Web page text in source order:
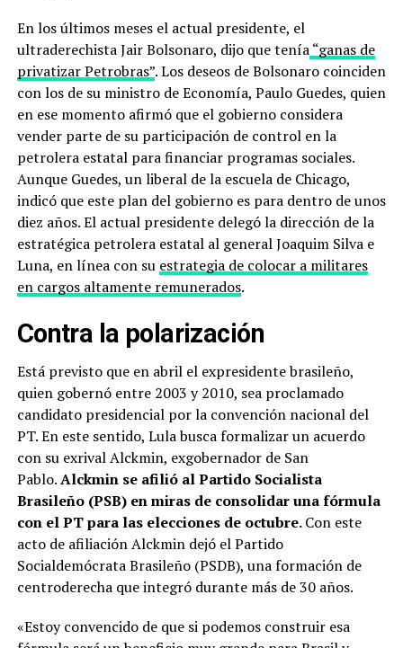
En los últimos meses el actual presidente, el
ultraderechista Jair Bolsonaro, dijo que tenía“ganas de
privatizar Petrobras”. Los deseos de Bolsonaro coinciden
con los de su ministro de Economía, Paulo Guedes, quien
en ese momento afirmó que el gobierno considera
vender parte de su participación de control en la
petrolera estatal para financiar programas sociales.
Aunque Guedes, un liberal de la escuela de Chicago,
indicó que este plan del gobierno es para dentro de unos
diez años. El actual presidente delegó la dirección de la
estratégica petrolera estatal al general Joaquim Silva e
Luna, en línea con su estrategia de colocar a militares
en cargos altamente remunerados.
Contra la polarización
Está previsto que en abril el expresidente brasileño,
quien gobernó entre 2003 y 2010, sea proclamado
candidato presidencial por la convención nacional del
PT. En este sentido, Lula busca formalizar un acuerdo
con su exrival Alckmin, exgobernador de San
Pablo.Alckmin se afilió al Partido Socialista
Brasileño (PSB) en miras de consolidar una fórmula
con el PT para las elecciones de octubre.Con este
acto de afiliación Alckmin dejó el Partido
Socialdemócrata Brasileño (PSDB), una formación de
centroderecha que integró durante más de 30 años.
«Estoy convencido de que si podemos construir esa